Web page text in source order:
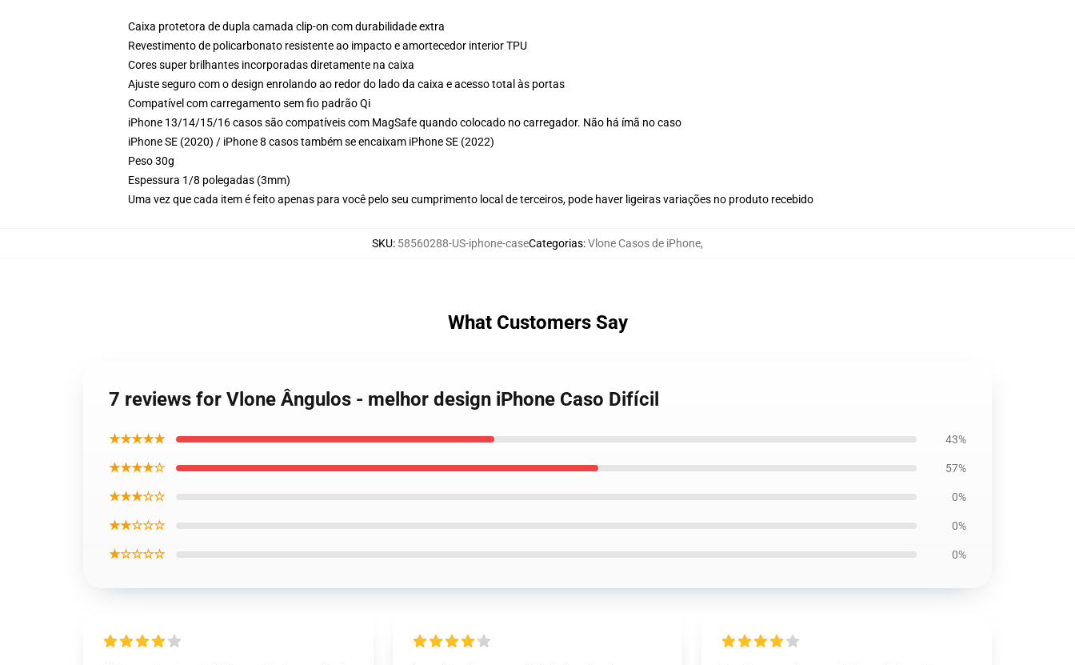
Caixa protetora de dupla camada clip-on com durabilidade extra
Revestimento de policarbonato resistente ao impacto e amortecedor interior TPU
Cores super brilhantes incorporadas diretamente na caixa
Ajuste seguro com o design enrolando ao redor do lado da caixa e acesso total às portas
Compatível com carregamento sem fio padrão Qi
iPhone 13/14/15/16 casos são compatíveis com MagSafe quando colocado no carregador. Não há ímã no caso
iPhone SE (2020) / iPhone 8 casos também se encaixam iPhone SE (2022)
Peso 30g
Espessura 1/8 polegadas (3mm)
Uma vez que cada item é feito apenas para você pelo seu cumprimento local de terceiros, pode haver ligeiras variações no produto recebido
SKU: 58560288-US-iphone-caseCategorias:Vlone Casos de iPhone,
What Customers Say
7 reviews for Vlone Ângulos - melhor design iPhone Caso Difícil
★★★★★ 43%
★★★★☆ 57%
★★★☆☆ 0%
★★☆☆☆ 0%
★☆☆☆☆ 0%